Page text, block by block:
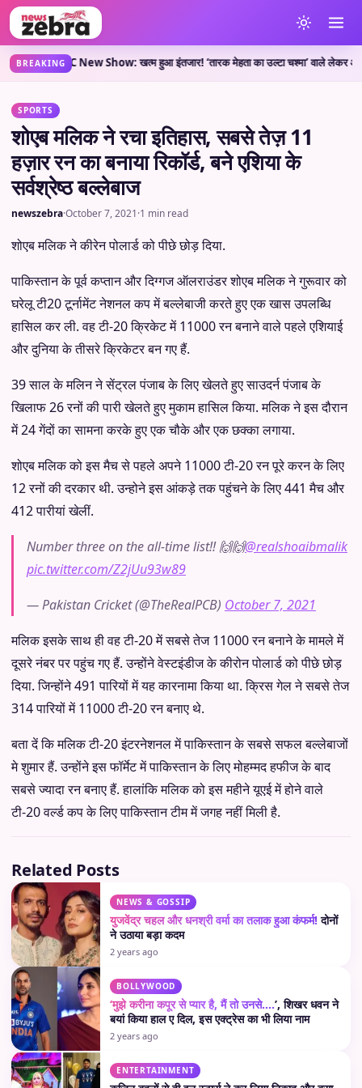
BREAKING
है?•TMKOC New Show: खत्म हुआ इंतजार! ‘तारक मेहता का उल्टा चश्मा’ वाले लेकर आए
SPORTS
शोएब मलिक ने रचा इतिहास, सबसे तेज़ 11
हज़ार रन का बनाया रिकॉर्ड, बने एशिया के
सर्वश्रेष्ठ बल्लेबाज
newszebra·October 7, 2021·1 min read
शोएब मलिक ने कीरेन पोलार्ड को पीछे छोड़ दिया.
पाकिस्तान के पूर्व कप्तान और दिग्गज ऑलराउंडर शोएब मलिक ने गुरूवार को
घरेलू टी20 टूर्नामेंट नेशनल कप में बल्लेबाजी करते हुए एक खास उपलब्धि
हासिल कर ली. वह टी-20 क्रिकेट में 11000 रन बनाने वाले पहले एशियाई
और दुनिया के तीसरे क्रिकेटर बन गए हैं.
39 साल के मलिन ने सेंट्रल पंजाब के लिए खेलते हुए साउदर्न पंजाब के
खिलाफ 26 रनों की पारी खेलते हुए मुकाम हासिल किया. मलिक ने इस दौरान
में 24 गेंदों का सामना करके हुए एक चौके और एक छक्का लगाया.
शोएब मलिक को इस मैच से पहले अपने 11000 टी-20 रन पूरे करन के लिए
12 रनों की दरकार थी. उन्होने इस आंकड़े तक पहुंचने के लिए 441 मैच और
412 पारीयां खेलीं.
Number three on the all-time list!! 🙌🙌@realshoaibmalik
pic.twitter.com/Z2jUu93w89
— Pakistan Cricket (@TheRealPCB) October 7, 2021
मलिक इसके साथ ही वह टी-20 में सबसे तेज 11000 रन बनाने के मामले में
दूसरे नंबर पर पहुंच गए हैं. उन्होंने वेस्टइंडीज के कीरोन पोलार्ड को पीछे छोड़
दिया. जिन्होंने 491 पारियों में यह कारनामा किया था. क्रिस गेल ने सबसे तेज
314 पारियों में 11000 टी-20 रन बनाए थे.
बता दें कि मलिक टी-20 इंटरनेशनल में पाकिस्तान के सबसे सफल बल्लेबाजों
मे शुमार हैं. उन्होंने इस फॉर्मेट में पाकिस्तान के लिए मोहम्मद हफीज के बाद
सबसे ज्यादा रन बनाए हैं. हालांकि मलिक को इस महीने यूएई में होने वाले
टी-20 वर्ल्ड कप के लिए पाकिस्तान टीम में जगह नहीं मिली है.
Related Posts
NEWS & GOSSIP
युजवेंद्र चहल और धनश्री वर्मा का तलाक हुआ कंफर्म!दोनों
ने उठाया बड़ा कदम
2 years ago
BOLLYWOOD
‘मुझे करीना कपूर से प्यार है, मैं तो उनसे….’, शिखर धवन ने
बयां किया हाल ए दिल, इस एक्ट्रेस का भी लिया नाम
2 years ago
ENTERTAINMENT